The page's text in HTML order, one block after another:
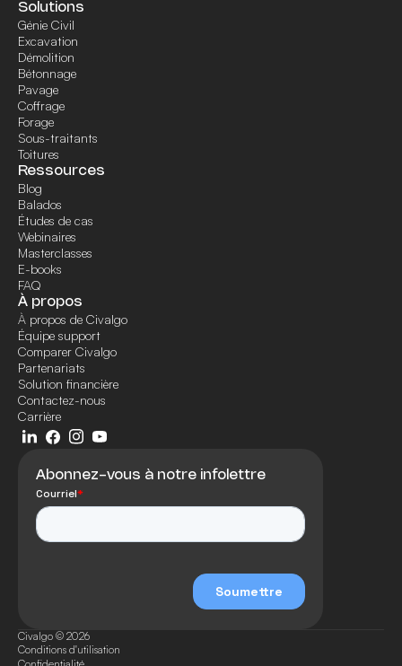
Solutions
Génie Civil
Excavation
Démolition
Bétonnage
Pavage
Coffrage
Forage
Sous-traitants
Toitures
Ressources
Blog
Balados
Études de cas
Webinaires
Masterclasses
E-books
FAQ
À propos
À propos de Civalgo
Équipe support
Comparer Civalgo
Partenariats
Solution financière
Contactez-nous
Carrière
Abonnez-vous à notre infolettre
Civalgo © 2026
Conditions d'utilisation